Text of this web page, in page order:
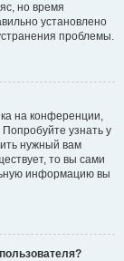
но время
установлено
проблемы.
на конференции,
узнать у
нужный вам
то вы сами
информацию вы